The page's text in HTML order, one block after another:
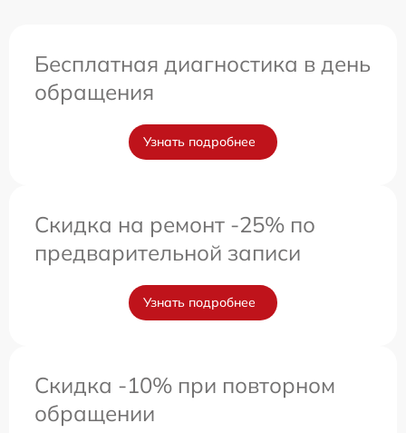
Бесплатная диагностика в день
обращения
Узнать подробнее
Скидка на ремонт -25% по
предварительной записи
Узнать подробнее
Скидка -10% при повторном
обращении